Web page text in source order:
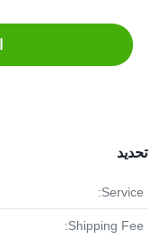
تحديد
Service:
Shipping Fee: